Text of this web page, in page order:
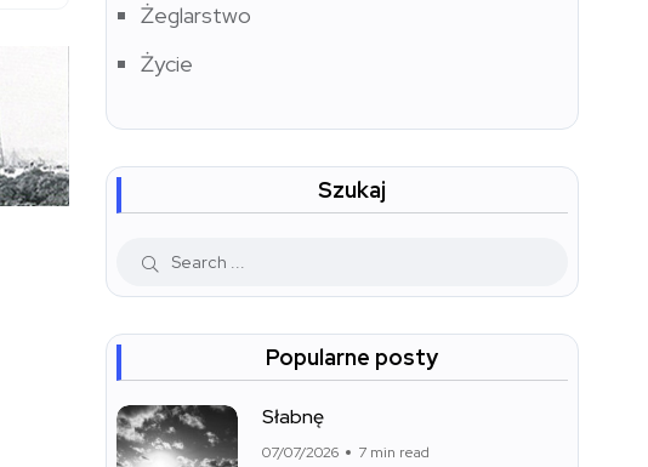
Żeglarstwo
Życie
Szukaj
Popularne posty
Słabnę
07/07/2026 7 min read